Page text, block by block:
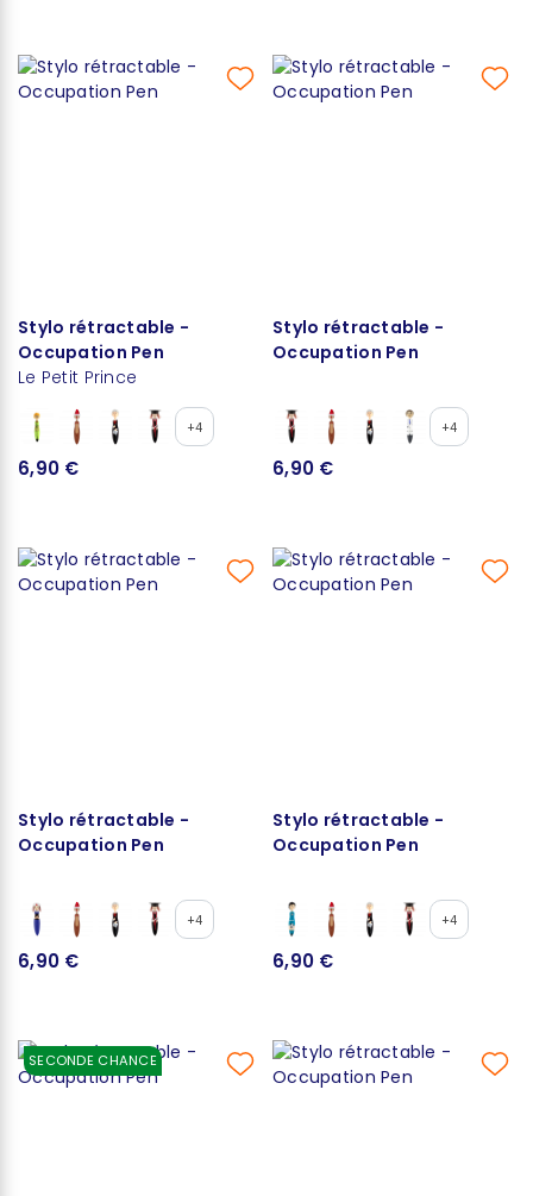
Stylo rétractable -
Occupation Pen
Le Petit Prince
+4
6,90 €
Stylo rétractable -
Occupation Pen
+4
6,90 €
Stylo rétractable -
Occupation Pen
+4
6,90 €
Stylo rétractable -
Occupation Pen
+4
6,90 €
SECONDE CHANCE